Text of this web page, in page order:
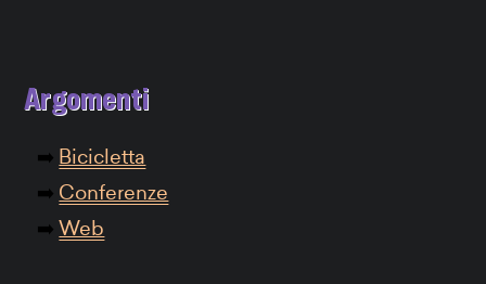
Argomenti
Bicicletta
Conferenze
Web